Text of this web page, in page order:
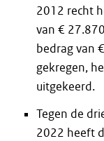
2012 recht
van €
bedrag van
gekregen,
uitgekeerd.
Tegen de
2022 heeft